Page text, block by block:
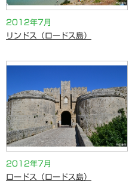
2012年7月
リンドス（ロードス島）
2012年7月
ロードス（ロードス島）